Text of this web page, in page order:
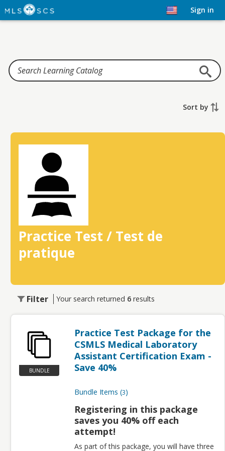
Home Sign in
Sort by
Practice Test / Test de
pratique
Filter Your search returned 6 results
BUNDLE
Practice Test Package for the
CSMLS Medical Laboratory
Assistant Certification Exam -
Save 40%
Bundle Items 3
Registering in this package
saves you 40% off each
attempt!
As part of this package, you will have three